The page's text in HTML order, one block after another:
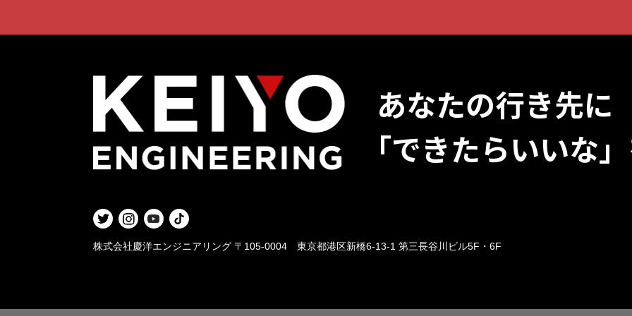
あなたの行き先に
「できたらいいな
株式会社慶洋エンジニアリング 〒105-0004 東京都港区新橋6-13-1 第三長谷川ビル5F・6F